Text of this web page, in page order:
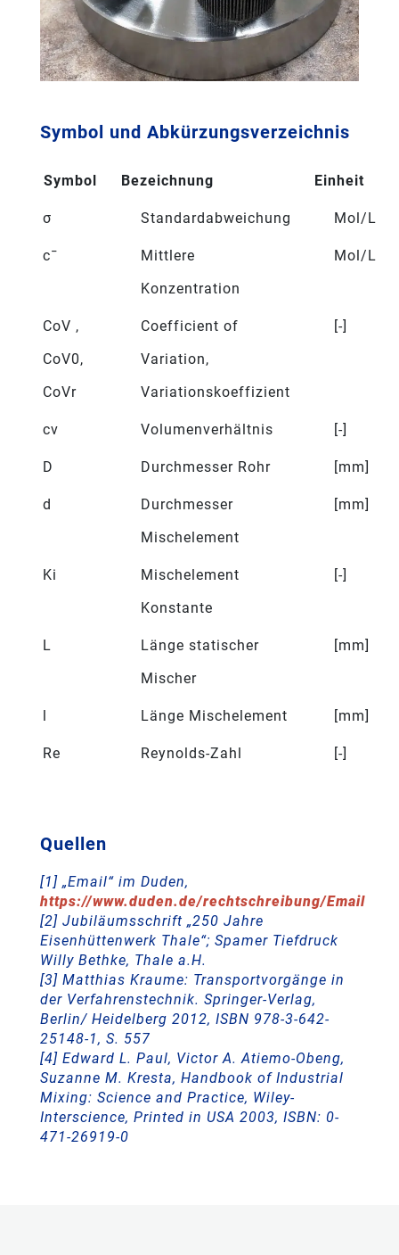
Symbol und Abkürzungsverzeichnis
Symbol Bezeichnung Einheit
σ Standardabweichung Mol/L
c¯
Mittlere
Konzentration
Mol/L
CoV ,
CoV0,
CoVr
Coefficient of
Variation,
Variationskoeffizient
[-]
cv Volumenverhältnis [-]
D Durchmesser Rohr [mm]
d
Durchmesser
Mischelement
[mm]
Ki
Mischelement
Konstante
[-]
L
Länge statischer
Mischer
[mm]
l Länge Mischelement [mm]
Re Reynolds-Zahl [-]
Quellen
[1] „Email“ im Duden,
https://www.duden.de/rechtschreibung/Email
[2] Jubiläumsschrift „250 Jahre
Eisenhüttenwerk Thale“; Spamer Tiefdruck
Willy Bethke, Thale a.H.
[3] Matthias Kraume: Transportvorgänge in
der Verfahrenstechnik. Springer-Verlag,
Berlin/ Heidelberg 2012, ISBN 978-3-642-
25148-1, S. 557
[4] Edward L. Paul, Victor A. Atiemo-Obeng,
Suzanne M. Kresta, Handbook of Industrial
Mixing: Science and Practice, Wiley-
Interscience, Printed in USA 2003, ISBN: 0-
471-26919-0